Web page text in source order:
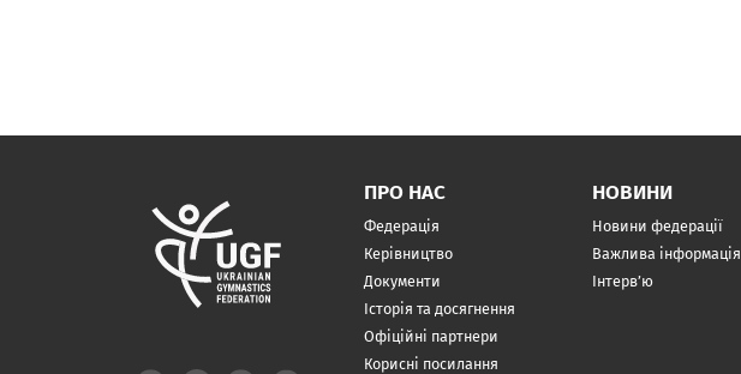
ПРО НАС
Федерація
Керівництво
Документи
Історія та досягнення
Офіційні партнери
Корисні посилання
НОВИНИ
Новини федерації
Важлива інформація
Інтерв’ю